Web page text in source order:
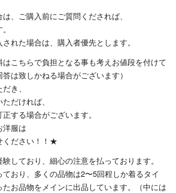
、ご購入前にご質問くだされば、
れた場合は、購入者優先とします。
こちらで負担となる事も考えお値段を付けて
は致しかねる場合がございます）
き、
だければ、
する場合がございます。
服は
ください！！★
しており、細心の注意を払っております。
おり、多くの品物は2〜5回程しか着るタイ
たお品物をメインに出品しています。（中には